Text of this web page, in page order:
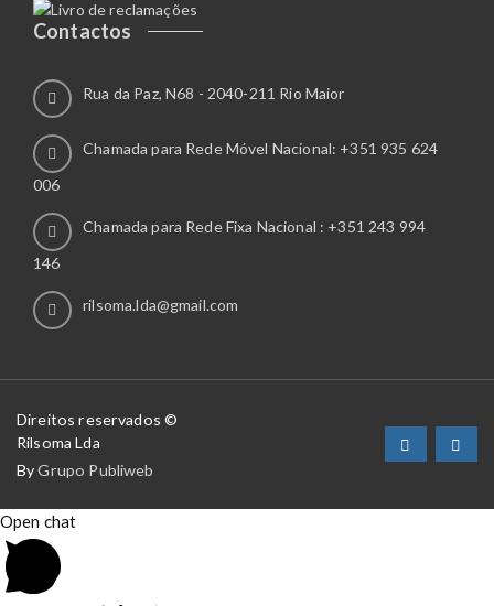
Contactos
Rua da Paz, N68 - 2040-211 Rio Maior
Chamada para Rede Móvel Nacional: +351 935 624
006
Chamada para Rede Fixa Nacional : +351 243 994
146
rilsoma.lda@gmail.com
Direitos reservados ©
Rilsoma Lda
ByGrupo Publiweb
Open chat